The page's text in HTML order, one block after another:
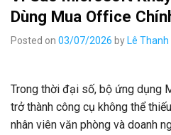
Dùng Mua Office
Posted on 03/07/2026 by Lê Thanh
Trong thời đại số, bộ ứng dụng
trở thành công cụ không thể
nhân viên văn phòng và doanh